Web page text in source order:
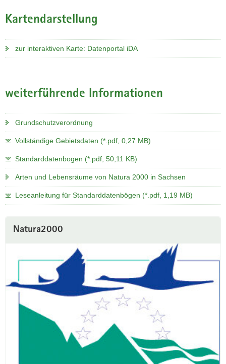
Kartendarstellung
zur interaktiven Karte: Datenportal iDA
weiterführende Informationen
Grundschutzverordnung
Vollständige Gebietsdaten (*.pdf, 0,27 MB)
Standarddatenbogen (*.pdf, 50,11 KB)
Arten und Lebensräume von Natura 2000 in Sachsen
Leseanleitung für Standarddatenbögen (*.pdf, 1,19 MB)
Natura2000